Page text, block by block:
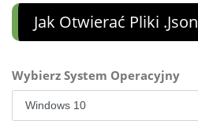
Jak Otwierać Pliki .json
Wybierz System Operacyjny